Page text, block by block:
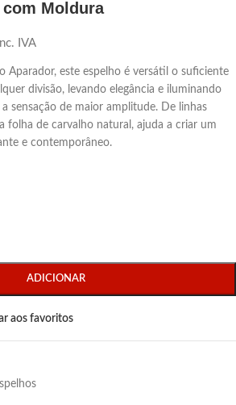
Moldura
Inc. IVA
Aparador, este espelho é versátil o suficiente
divisão, levando elegância e iluminando
sensação de maior amplitude. De linhas
folha de carvalho natural, ajuda a criar um
e contemporâneo.
ADICIONAR
aos favoritos